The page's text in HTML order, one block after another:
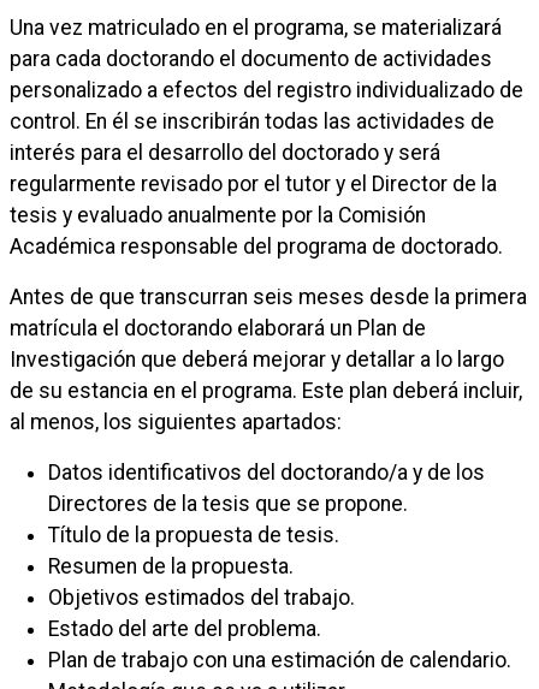
Una vez matriculado en el programa, se materializará
para cada doctorando el documento de actividades
personalizado a efectos del registro individualizado de
control. En él se inscribirán todas las actividades de
interés para el desarrollo del doctorado y será
regularmente revisado por el tutor y el Director de la
tesis y evaluado anualmente por la Comisión
Académica responsable del programa de doctorado.
Antes de que transcurran seis meses desde la primera
matrícula el doctorando elaborará un Plan de
Investigación que deberá mejorar y detallar a lo largo
de su estancia en el programa. Este plan deberá incluir,
al menos, los siguientes apartados:
Datos identificativos del doctorando/a y de los
Directores de la tesis que se propone.
Título de la propuesta de tesis.
Resumen de la propuesta.
Objetivos estimados del trabajo.
Estado del arte del problema.
Plan de trabajo con una estimación de calendario.